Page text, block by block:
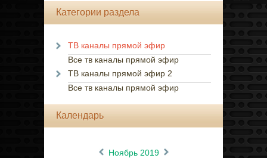
Категории раздела
ТВ каналы прямой эфир
Все тв каналы прямой эфир
ТВ каналы прямой эфир 2
Все тв каналы прямой эфир
Календарь
« Ноябрь 2019 »